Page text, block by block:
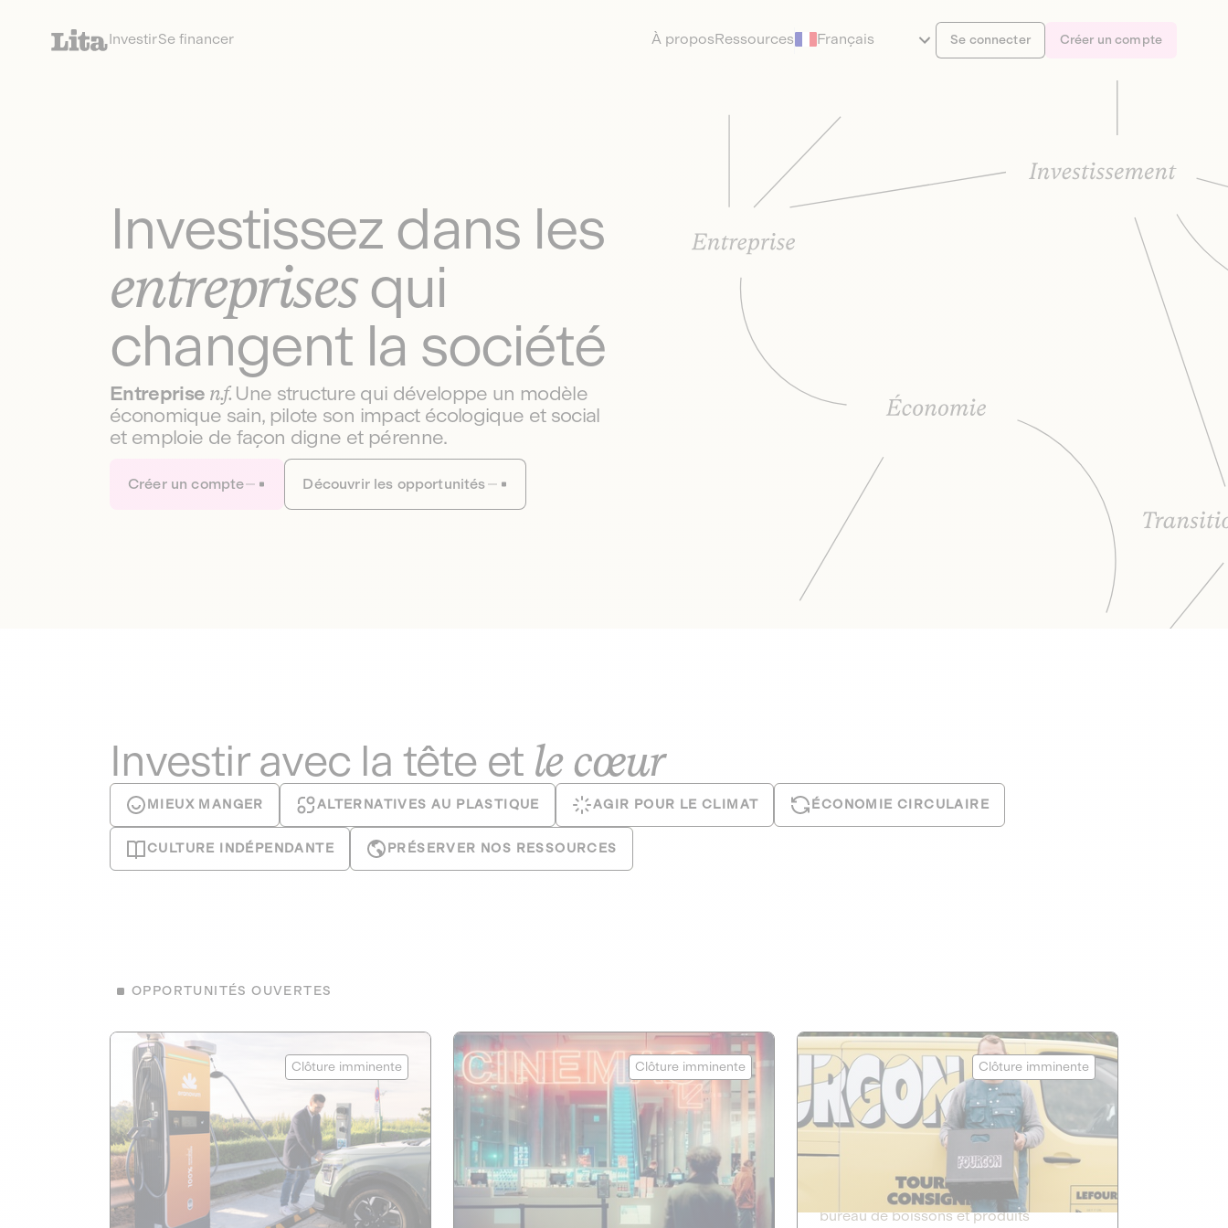
InvestirSe financer À proposRessources Français Se connecter Créer un compte
Investissez dans les
entreprisesqui
changent la société
Entreprise n.f. Une structure qui développe un modèle
économique sain, pilote son impact écologique et social
et emploie de façon digne et pérenne.
Créer un compte Découvrir les opportunités
Investir avec la tête et le cœur
MIEUX MANGER ALTERNATIVES AU PLASTIQUE AGIR POUR LE CLIMAT ÉCONOMIE CIRCULAIRE
CULTURE INDÉPENDANTE PRÉSERVER NOS RESSOURCES
OPPORTUNITÉS OUVERTES
Clôture imminente
Eranovum
ÉNERGIES RENOUVELABLES
AGIR POUR LE CLIMAT 1
Développeur d'infrastructures de
recharges pour véhicules électriques
Clôture imminente
mk2 cinémas
CAPITAL INVESTISSEMENT
CULTURE INDÉPENDANTE 1
Maison de cinéma indépendante de
Clôture imminente
Le Fourgon
DETTE PRIVÉE
ÉCONOMIE CIRCULAIRE 2
Le service de livraison à domicile et au
bureau de boissons et produits